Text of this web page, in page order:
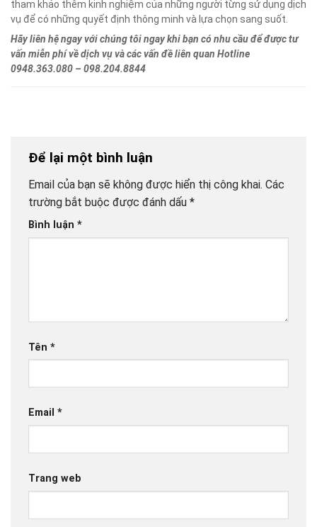
tham khảo thêm kinh nghiệm của những người từng sử dụng dịch
vụ để có những quyết định thông minh và lựa chọn sang suốt.
Hãy liên hệ ngay với chúng tôi ngay khi bạn có nhu cầu để được tư
vấn miễn phí về dịch vụ và các vấn đề liên quan Hotline
0948.363.080 – 098.204.8844
Để lại một bình luận
Email của bạn sẽ không được hiển thị công khai. Các
trường bắt buộc được đánh dấu *
Bình luận *
Tên *
Email *
Trang web